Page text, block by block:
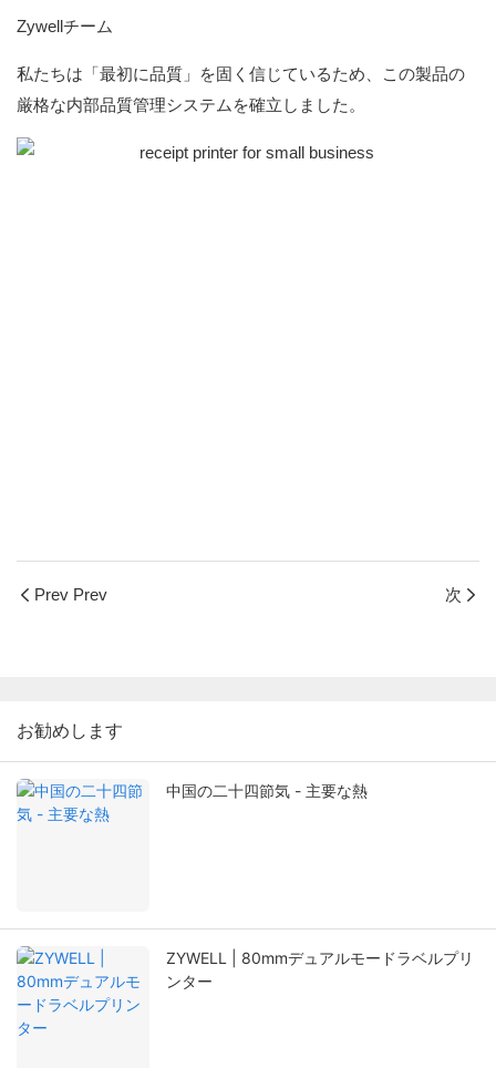
Zywellチーム
私たちは「最初に品質」を固く信じているため、この製品の
厳格な内部品質管理システムを確立しました。
Prev Prev 次
お勧めします
中国の二十四節気 - 主要な熱
ZYWELL | 80mmデュアルモードラベルプリ
ンター